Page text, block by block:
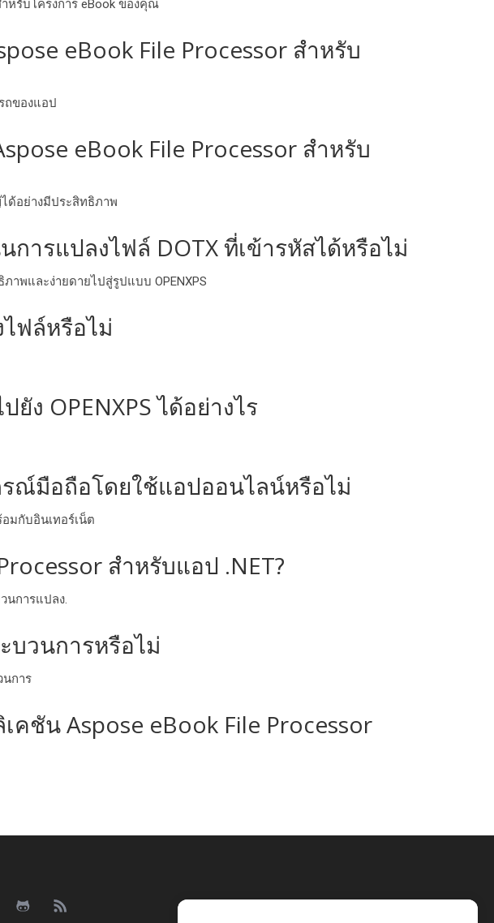
หรับโครงการ eBook ของคุณ
eBook File Processor สําหรับ
ถของแอป
eBook File Processor สําหรับ
ด้อย่างมีประสิทธิภาพ
ารแปลงไฟล์ DOTX ที่เข้ารหัสได้หรือไม่
าพและง่ายดายไปสู่รูปแบบ OPENXPS
ฟล์หรือไม่
ง OPENXPS ได้อย่างไร
รณ์มือถือโดยใช้แอปออนไลน์หรือไม่
มกับอินเทอร์เน็ต
สําหรับแอป .NET?
นการแปลง.
บวนการหรือไม่
นการ
ชัน Aspose eBook File Processor